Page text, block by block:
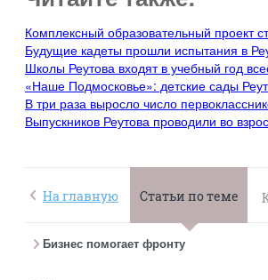
Комплексный образовательный проект
Будущие кадеты прошли испытания в
Школы Реутова входят в учебный год
«Наше Подмосковье»: детские сады
В три раза выросло число
Выпускников Реутова проводили во
На главную Статьи по теме
Бизнес помогает фронту